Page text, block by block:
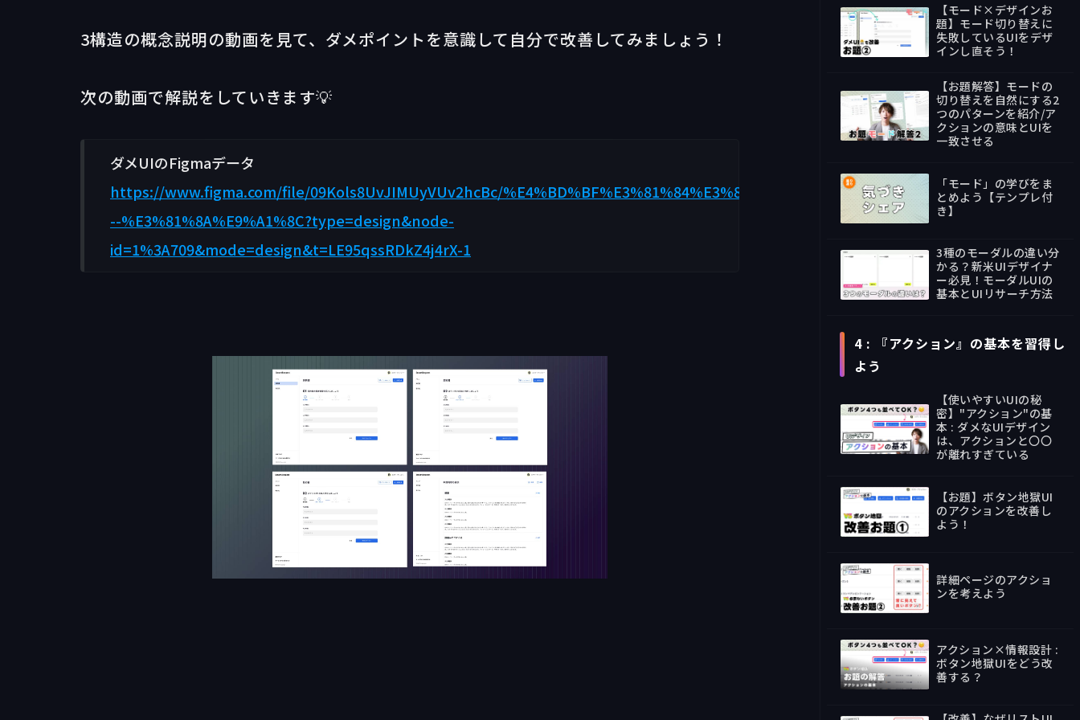
3構造の概念説明の動画を見て、ダメポイントを意識して自分で改善してみましょう！
次の動画で解説をしていきます💡
ダメUIのFigmaデータ
https://www.figma.com/file/09Kols8UvJIMUyVUv2hcBc/
--%E3%81%8A%E9%A1%8C?type=design&node-
id=1%3A709&mode=design&t=LE95qssRDkZ4j4rX-1
09:52
【モード×デザインお
題】モード切り替えに
失敗しているUIをデザ
インし直そう！
35:47
【お題解答】モードの
切り替えを自然にする2
つのパターンを紹介/ア
クションの意味とUIを
一致させる
「モード」の学びをま
とめよう【テンプレ付
き】
18:59
3種のモーダルの違い分
かる？新米UIデザイナ
ー必見！モーダルUIの
基本とUIリサーチ方法
4 : 『アクション』の基本を習得し
よう
34:43
【使いやすいUIの秘
密】"アクション"の基
本 : ダメなUIデザイン
は、アクションと〇〇
が離れすぎている
お題
【お題】ボタン地獄UI
のアクションを改善し
よう！
09:08
詳細ページのアクショ
ンを考えよう
32:15
アクション×情報設計 :
ボタン地獄UIをどう改
善する？